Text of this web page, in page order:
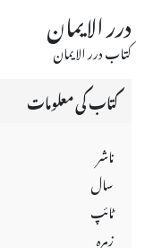
درر الايمان
كتاب درر الايمان
کتاب کی معلومات
ناشر
سال
ٹائپ
زمرہ